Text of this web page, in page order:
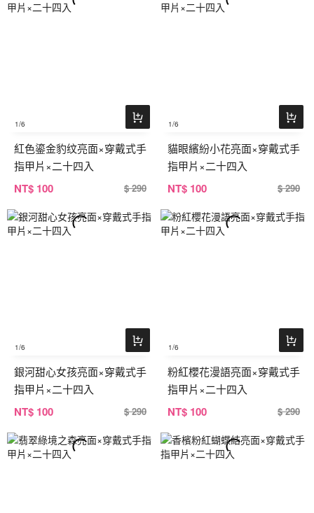
1/6
紅色鎏金豹纹亮面×穿戴式手
指甲片×二十四入
NT$ 100 $ 290
1/6
貓眼繽紛小花亮面×穿戴式手
指甲片×二十四入
NT$ 100 $ 290
1/6
銀河甜心女孩亮面×穿戴式手
指甲片×二十四入
NT$ 100 $ 290
1/6
粉紅櫻花漫語亮面×穿戴式手
指甲片×二十四入
NT$ 100 $ 290